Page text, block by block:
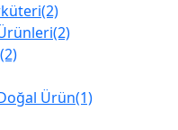
Ürün(1)